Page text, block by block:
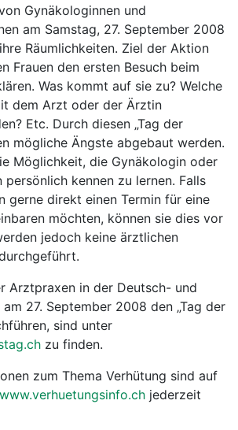
Gynäkologinnen und
am Samstag, 27. September 2008
Räumlichkeiten. Ziel der Aktion
Frauen den ersten Besuch beim
Was kommt auf sie zu? Welche
dem Arzt oder der Ärztin
Etc. Durch diesen „Tag der
mögliche Ängste abgebaut werden.
Möglichkeit, die Gynäkologin oder
persönlich kennen zu lernen. Falls
gerne direkt einen Termin für eine
möchten, können sie dies vor
jedoch keine ärztlichen
Arztpraxen in der Deutsch- und
27. September 2008 den „Tag der
sind unter
zu finden.
zum Thema Verhütung sind auf
www.verhuetungsinfo.ch jederzeit